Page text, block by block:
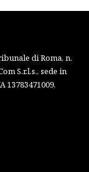
di Roma, n.
S.r.l.s., sede in
13783471009,